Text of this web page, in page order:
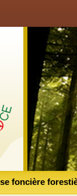
foncière